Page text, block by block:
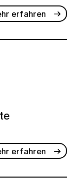
erfahren
erfahren